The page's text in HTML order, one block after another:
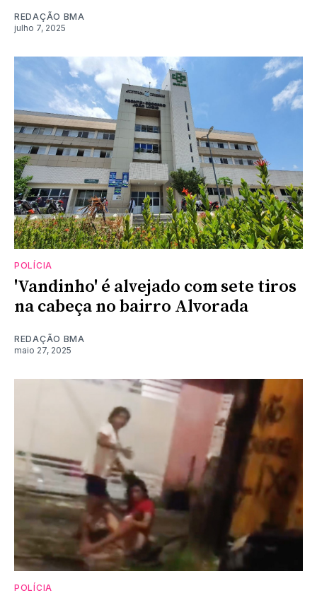
REDAÇÃO BMA
julho 7, 2025
POLÍCIA
'Vandinho' é alvejado com sete tiros
na cabeça no bairro Alvorada
REDAÇÃO BMA
maio 27, 2025
POLÍCIA